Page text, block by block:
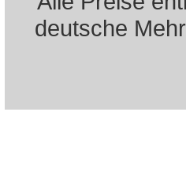
deutsche